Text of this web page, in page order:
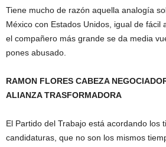
Tiene mucho de razón aquella analogía
México con Estados Unidos, igual de fácil
el compañero más grande se da media
pones abusado.
RAMON FLORES CABEZA
ALIANZA TRASFORMADORA
El Partido del Trabajo está acordando los
candidaturas, que no son los mismos